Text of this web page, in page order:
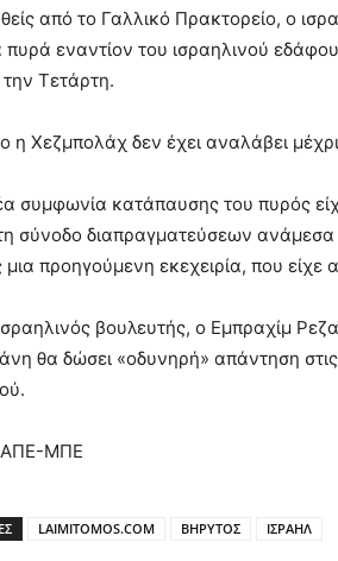
από το Γαλλικό Πρακτορείο, ο
εναντίον του ισραηλινού
Τετάρτη.
η Χεζμπολάχ δεν έχει αναλάβει
συμφωνία κατάπαυσης του πυρός
σύνοδο διαπραγματεύσεων
προηγούμενη εκεχειρία, που είχε
βουλευτής, ο Εμπραχίμ
θα δώσει «οδυνηρή» απάντηση
ΑΠΕ-ΜΠΕ
LAIMITOMOS.COM ΒΗΡΥΤΟΣ ΙΣΡΑΗΛ